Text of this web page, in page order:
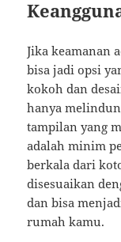
Jika keamanan
bisa jadi opsi
kokoh dan
hanya
tampilan yang
adalah minim
berkala dari
disesuaikan
dan bisa
rumah kamu.